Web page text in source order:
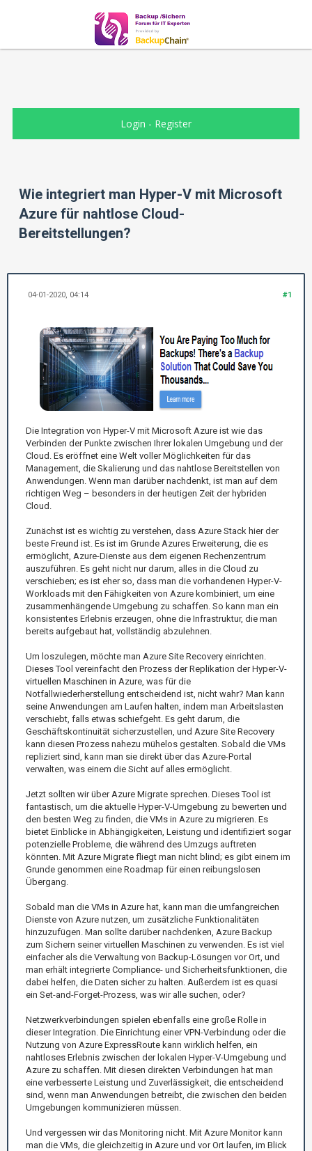
Login - Register
Wie integriert man Hyper-V mit Microsoft
Azure für nahtlose Cloud-
Bereitstellungen?
#1
04-01-2020, 04:14
Die Integration von Hyper-V mit Microsoft Azure ist wie das
Verbinden der Punkte zwischen Ihrer lokalen Umgebung und der
Cloud. Es eröffnet eine Welt voller Möglichkeiten für das
Management, die Skalierung und das nahtlose Bereitstellen von
Anwendungen. Wenn man darüber nachdenkt, ist man auf dem
richtigen Weg – besonders in der heutigen Zeit der hybriden
Cloud.
Zunächst ist es wichtig zu verstehen, dass Azure Stack hier der
beste Freund ist. Es ist im Grunde Azures Erweiterung, die es
ermöglicht, Azure-Dienste aus dem eigenen Rechenzentrum
auszuführen. Es geht nicht nur darum, alles in die Cloud zu
verschieben; es ist eher so, dass man die vorhandenen Hyper-V-
Workloads mit den Fähigkeiten von Azure kombiniert, um eine
zusammenhängende Umgebung zu schaffen. So kann man ein
konsistentes Erlebnis erzeugen, ohne die Infrastruktur, die man
bereits aufgebaut hat, vollständig abzulehnen.
Um loszulegen, möchte man Azure Site Recovery einrichten.
Dieses Tool vereinfacht den Prozess der Replikation der Hyper-V-
virtuellen Maschinen in Azure, was für die
Notfallwiederherstellung entscheidend ist, nicht wahr? Man kann
seine Anwendungen am Laufen halten, indem man Arbeitslasten
verschiebt, falls etwas schiefgeht. Es geht darum, die
Geschäftskontinuität sicherzustellen, und Azure Site Recovery
kann diesen Prozess nahezu mühelos gestalten. Sobald die VMs
repliziert sind, kann man sie direkt über das Azure-Portal
verwalten, was einem die Sicht auf alles ermöglicht.
Jetzt sollten wir über Azure Migrate sprechen. Dieses Tool ist
fantastisch, um die aktuelle Hyper-V-Umgebung zu bewerten und
den besten Weg zu finden, die VMs in Azure zu migrieren. Es
bietet Einblicke in Abhängigkeiten, Leistung und identifiziert sogar
potenzielle Probleme, die während des Umzugs auftreten
könnten. Mit Azure Migrate fliegt man nicht blind; es gibt einem im
Grunde genommen eine Roadmap für einen reibungslosen
Übergang.
Sobald man die VMs in Azure hat, kann man die umfangreichen
Dienste von Azure nutzen, um zusätzliche Funktionalitäten
hinzuzufügen. Man sollte darüber nachdenken, Azure Backup
zum Sichern seiner virtuellen Maschinen zu verwenden. Es ist viel
einfacher als die Verwaltung von Backup-Lösungen vor Ort, und
man erhält integrierte Compliance- und Sicherheitsfunktionen, die
dabei helfen, die Daten sicher zu halten. Außerdem ist es quasi
ein Set-and-Forget-Prozess, was wir alle suchen, oder?
Netzwerkverbindungen spielen ebenfalls eine große Rolle in
dieser Integration. Die Einrichtung einer VPN-Verbindung oder die
Nutzung von Azure ExpressRoute kann wirklich helfen, ein
nahtloses Erlebnis zwischen der lokalen Hyper-V-Umgebung und
Azure zu schaffen. Mit diesen direkten Verbindungen hat man
eine verbesserte Leistung und Zuverlässigkeit, die entscheidend
sind, wenn man Anwendungen betreibt, die zwischen den beiden
Umgebungen kommunizieren müssen.
Und vergessen wir das Monitoring nicht. Mit Azure Monitor kann
man die VMs, die gleichzeitig in Azure und vor Ort laufen, im Blick